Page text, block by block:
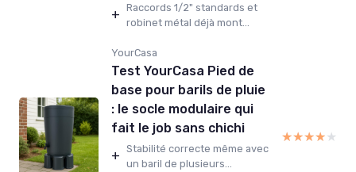
+ Raccords 1/2" standards et
robinet métal déjà mont...
YourCasa
Test YourCasa Pied de
base pour barils de pluie
: le socle modulaire qui
fait le job sans chichi
+ Stabilité correcte même avec
un baril de plusieurs...
★★★★★
★★★★★